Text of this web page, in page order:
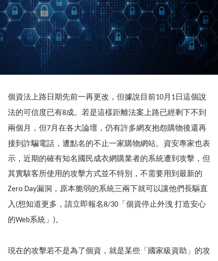
個資法上路日期先前一再更改，但據說目前10月 1 日這個說
法的可信度已有8成。若是這樣距離法案上路已經剩下不到
兩個月，但7月在各大論壇，仍有許多網友抱怨購物後還再
接到詐騙電話，遭點名的不止一家購物網站。資安專家也表
示，近期的確有知名國民成衣網購業者的系統遭到攻擊，但
其實駭客所使用的攻擊方式並不特別，不需要用到最新的
Zero Day漏洞，原本脆弱的系統三兩下就可以讓他們長驅直
入 (想知道更多，請立即報名8/30「個資停止外洩 打造安心
的Web系統」 )。
現在的攻擊若不是為了個資，就是某些「國家級資助」的攻